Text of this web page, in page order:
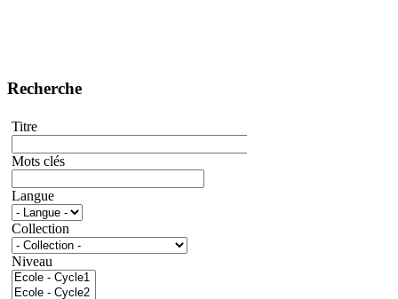
Recherche
Titre
Mots clés
Langue
Collection
Niveau